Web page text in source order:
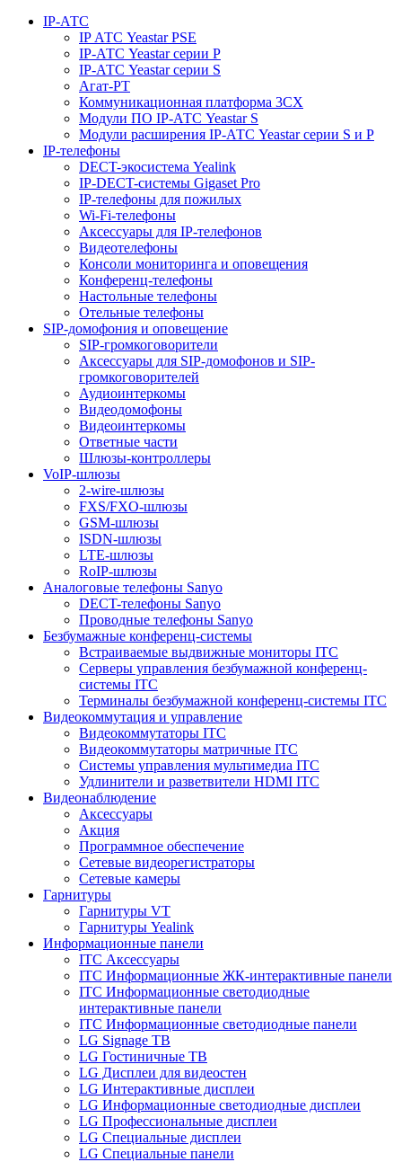
IP-АТС
IP АТС Yeastar PSE
IP-АТС Yeastar серии P
IP-АТС Yeastar серии S
Агат-РТ
Коммуникационная платформа 3CX
Модули ПО IP-АТС Yeastar S
Модули расширения IP-АТС Yeastar серии S и P
IP-телефоны
DECT-экосистема Yealink
IP-DECT-системы Gigaset Pro
IP-телефоны для пожилых
Wi-Fi-телефоны
Аксессуары для IP-телефонов
Видеотелефоны
Консоли мониторинга и оповещения
Конференц-телефоны
Настольные телефоны
Отельные телефоны
SIP-домофония и оповещение
SIP-громкоговорители
Аксессуары для SIP-домофонов и SIP-
громкоговорителей
Аудиоинтеркомы
Видеодомофоны
Видеоинтеркомы
Ответные части
Шлюзы-контроллеры
VoIP-шлюзы
2-wire-шлюзы
FXS/FXO-шлюзы
GSM-шлюзы
ISDN-шлюзы
LTE-шлюзы
RoIP-шлюзы
Аналоговые телефоны Sanyo
DECT-телефоны Sanyo
Проводные телефоны Sanyo
Безбумажные конференц-системы
Встраиваемые выдвижные мониторы ITC
Серверы управления безбумажной конференц-
системы ITC
Терминалы безбумажной конференц-системы ITC
Видеокоммутация и управление
Видеокоммутаторы ITC
Видеокоммутаторы матричные ITC
Системы управления мультимедиа ITC
Удлинители и разветвители HDMI ITC
Видеонаблюдение
Аксессуары
Акция
Программное обеспечение
Сетевые видеорегистраторы
Сетевые камеры
Гарнитуры
Гарнитуры VT
Гарнитуры Yealink
Информационные панели
ITC Аксессуары
ITC Информационные ЖК-интерактивные панели
ITC Информационные светодиодные
интерактивные панели
ITC Информационные светодиодные панели
LG Signage ТВ
LG Гостиничные ТВ
LG Дисплеи для видеостен
LG Интерактивные дисплеи
LG Информационные светодиодные дисплеи
LG Профессиональные дисплеи
LG Специальные дисплеи
LG Специальные панели